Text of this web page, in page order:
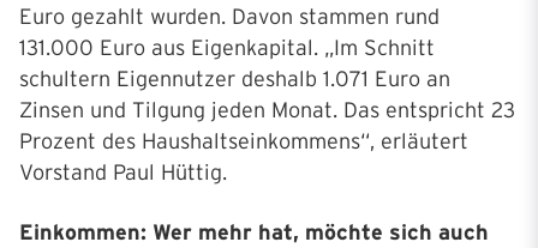
Euro gezahlt wurden. Davon stammen rund
131.000 Euro aus Eigenkapital. „Im Schnitt
schultern Eigennutzer deshalb 1.071 Euro an
Zinsen und Tilgung jeden Monat. Das entspricht 23
Prozent des Haushaltseinkommens“, erläutert
Vorstand Paul Hüttig.
Einkommen: Wer mehr hat, möchte sich auch